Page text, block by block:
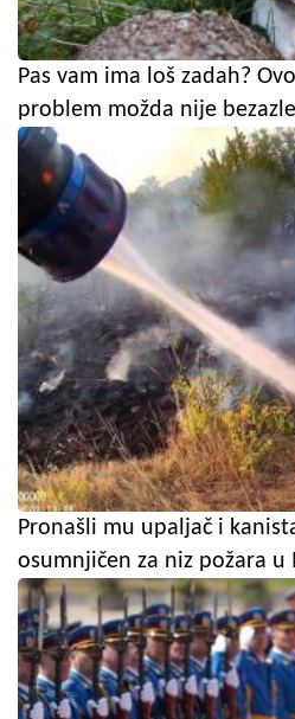
Pas vam ima loš zadah?
problem možda nije
Pronašli mu upaljač i
osumnjičen za niz požara u